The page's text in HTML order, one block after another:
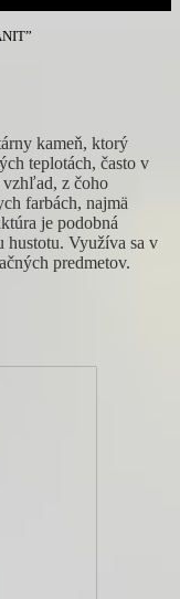
kameň, ktorý
teplotách, často v
vzhľad, z čoho
farbách, najmä
je podobná
hustotu. Využíva sa v
predmetov.